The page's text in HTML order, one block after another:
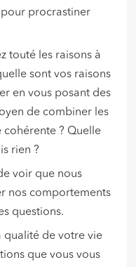
procrastiner
touté les raisons à
sont vos raisons
en vous posant des
de combiner les
cohérente ? Quelle
rien ?
voir que nous
nos comportements
questions.
qualité de votre vie
que vous vous